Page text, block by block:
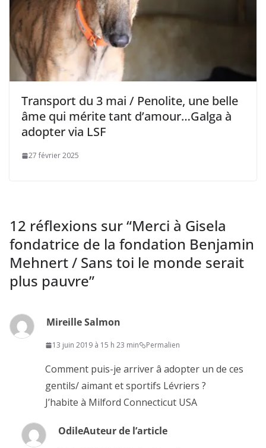
Transport du 3 mai / Penolite, une belle
âme qui mérite tant d’amour…Galga à
adopter via LSF
27 février 2025
12 réflexions sur “Merci à Gisela
fondatrice de la fondation Benjamin
Mehnert / Sans toi le monde serait
plus pauvre”
Mireille Salmon
13 juin 2019 à 15 h 23 min Permalien
Comment puis-je arriver â adopter un de ces
gentils/ aimant et sportifs Lévriers ?
J’habite à Milford Connecticut USA
OdileAuteur de l’article